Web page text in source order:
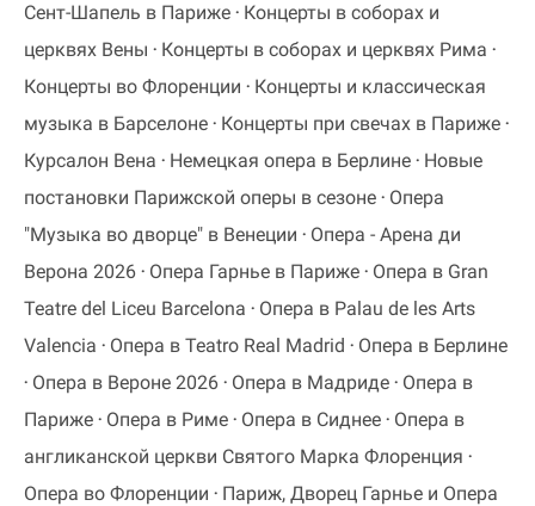
Сент-Шапель в Париже
Концерты в соборах и
церквях Вены
Концерты в соборах и церквях Рима
Концерты во Флоренции
Концерты и классическая
музыка в Барселоне
Концерты при свечах в Париже
Курсалон Вена
Немецкая опера в Берлине
Новые
постановки Парижской оперы в сезоне
Опера
"Музыка во дворце" в Венеции
Опера - Арена ди
Верона 2026
Опера Гарнье в Париже
Опера в Gran
Teatre del Liceu Barcelona
Опера в Palau de les Arts
Valencia
Опера в Teatro Real Madrid
Опера в Берлине
Опера в Вероне 2026
Опера в Мадриде
Опера в
Париже
Опера в Риме Опера в Сиднее
Опера в
англиканской церкви Святого Марка Флоренция
Опера во Флоренции
Париж, Дворец Гарнье и Опера